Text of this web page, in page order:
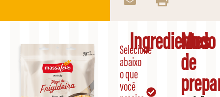
Ingredientes
Selecione
abaixo
o que
você
Modo
de